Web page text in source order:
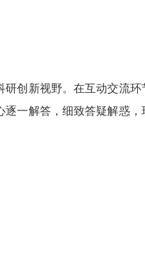
创新视野。在互动交流环
一解答，细致答疑解惑，